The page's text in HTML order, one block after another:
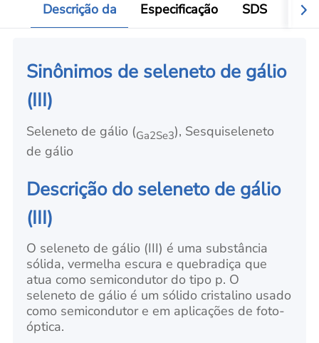
Descrição da Especificação SDS
Sinônimos de seleneto de gálio
(III)
Seleneto de gálio (Ga2Se3), Sesquiseleneto
de gálio
Descrição do seleneto de gálio
(III)
O seleneto de gálio (III) é uma substância
sólida, vermelha escura e quebradiça que
atua como semicondutor do tipo p. O
seleneto de gálio é um sólido cristalino usado
como semicondutor e em aplicações de foto-
óptica.